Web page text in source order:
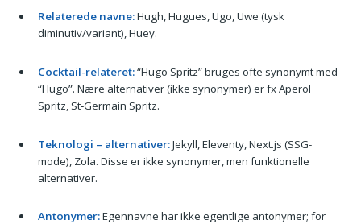
Relaterede navne:Hugh, Hugues, Ugo, Uwe (tysk
diminutiv/variant), Huey.
Cocktail-relateret:“Hugo Spritz” bruges ofte synonymt med
“Hugo”. Nære alternativer (ikke synonymer) er fx Aperol
Spritz, St‑Germain Spritz.
Teknologi – alternativer:Jekyll, Eleventy, Next.js (SSG-
mode), Zola. Disse er ikke synonymer, men funktionelle
alternativer.
Antonymer:Egennavne har ikke egentlige antonymer; for